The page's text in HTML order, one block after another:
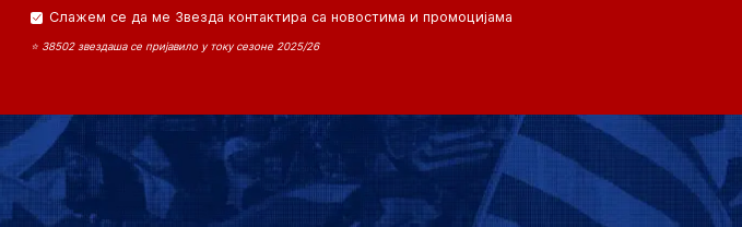
Слажем се да ме Звезда контактира са новостима и промоцијама
⭐ 38502 звездаша се пријавило у току сезоне 2025/26